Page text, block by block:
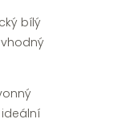
bílý
ideální